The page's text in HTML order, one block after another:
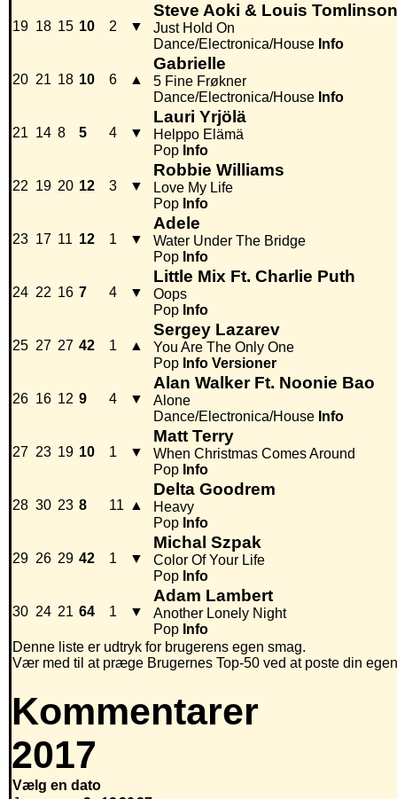
19 18 15 10 2 ▼
Steve Aoki & Louis Tomlinson
Just Hold On
Dance/Electronica/House Info
20 21 18 10 6 ▲
Gabrielle
5 Fine Frøkner
Dance/Electronica/House Info
21 14 8 5 4 ▼
Lauri Yrjölä
Helppo Elämä
Pop Info
22 19 20 12 3 ▼
Robbie Williams
Love My Life
Pop Info
23 17 11 12 1 ▼
Adele
Water Under The Bridge
Pop Info
24 22 16 7 4 ▼
Little Mix Ft. Charlie Puth
Oops
Pop Info
25 27 27 42 1 ▲
Sergey Lazarev
You Are The Only One
Pop Info Versioner
26 16 12 9 4 ▼
Alan Walker Ft. Noonie Bao
Alone
Dance/Electronica/House Info
27 23 19 10 1 ▼
Matt Terry
When Christmas Comes Around
Pop Info
28 30 23 8 11 ▲
Delta Goodrem
Heavy
Pop Info
29 26 29 42 1 ▼
Michal Szpak
Color Of Your Life
Pop Info
30 24 21 64 1 ▼
Adam Lambert
Another Lonely Night
Pop Info
Denne liste er udtryk for brugerens egen smag.
Vær med til at præge Brugernes Top-50 ved at poste din
Kommentarer
2017
Vælg en dato